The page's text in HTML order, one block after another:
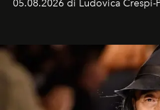
05.08.2026 di Ludovica Crespi-